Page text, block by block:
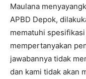
Maulana
APBD Depok,
mematuhi
mempertanyakan
jawabannya tidak
dan kami tidak akan